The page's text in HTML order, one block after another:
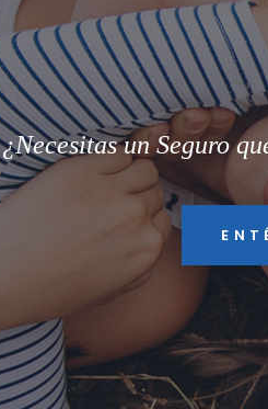
¿Necesitas un Seguro